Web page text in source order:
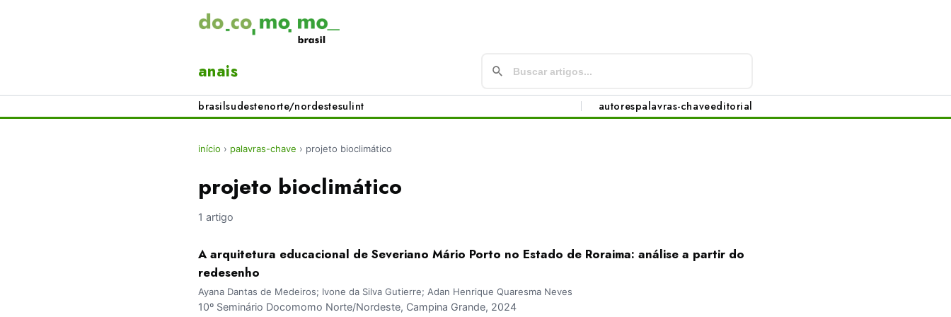
anais
brasilsudestenorte/nordestesulint autorespalavras-chaveeditorial
início › palavras-chave › projeto bioclimático
projeto bioclimático
1 artigo
A arquitetura educacional de Severiano Mário Porto no Estado de Roraima: análise a partir do
redesenho
Ayana Dantas de Medeiros; Ivone da Silva Gutierre; Adan Henrique Quaresma Neves
10º Seminário Docomomo Norte/Nordeste, Campina Grande, 2024